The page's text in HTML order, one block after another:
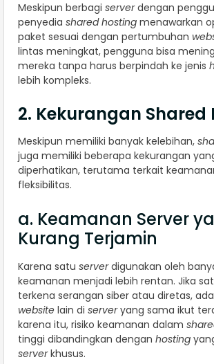
Meskipun berbagi serverdengan
penyedia shared hosting menawarkan
paket sesuai dengan pertumbuhan
lintas meningkat, pengguna bisa
mereka tanpa harus berpindah ke jenis
lebih kompleks.
2. Kekurangan Shared
Meskipun memiliki banyak kelebihan,
juga memiliki beberapa kekurangan
diperhatikan, terutama terkait
fleksibilitas.
a. Keamanan Server
Kurang Terjamin
Karena satu serverdigunakan oleh
keamanan menjadi lebih rentan. Jika
terkena serangan siber atau diretas,
website lain di serveryang sama ikut
karena itu, risiko keamanan dalam
tinggi dibandingkan dengan hosting
serverkhusus.